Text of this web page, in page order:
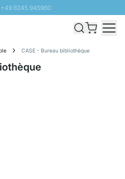
6245 945960
Livraison gratuite dès 100€
Jusqu'à 20% de remise
CASE - Bureau bibliothèque